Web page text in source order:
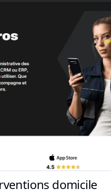
domicile